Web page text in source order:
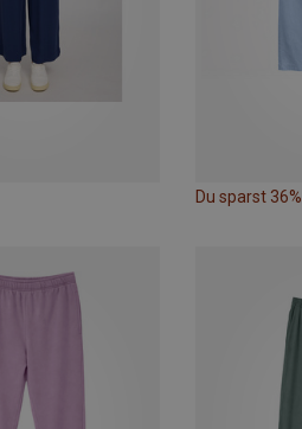
Du sparst 36%